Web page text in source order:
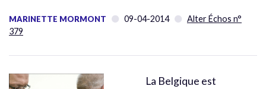
MARINETTE MORMONT 09-04-2014
Alter Échos n°
379
La Belgique est